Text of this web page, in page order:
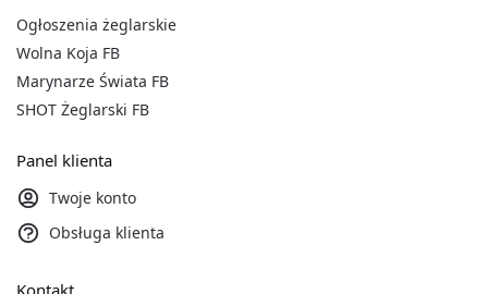
Ogłoszenia żeglarskie
Wolna Koja FB
Marynarze Świata FB
SHOT Żeglarski FB
Panel klienta
Twoje konto
Obsługa klienta
Kontakt